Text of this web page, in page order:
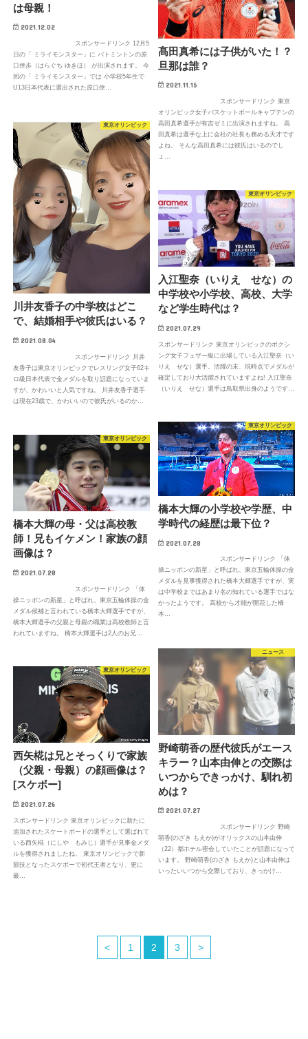
は母親！
2021.12.02
スポンサードリンク 12月5
日の「 ミライモンスター」に バトミントンの原
口倖歩（はらぐち ゆきほ） が出演されます。 今
回の「 ミライモンスター」では 小学校5年生で
U13日本代表に選出された原口倖…
髙田真希には子供がいた！？
旦那は誰？
2021.11.15
スポンサードリンク 東京
オリンピック女子バスケットボールキャプテンの
高田真希選手が有吉ゼミに出演されますね。 高
田真希は選手な上に会社の社長も務める天才です
よね。 そんな高田真希には彼氏はいるのでし
ょ…
東京オリンピック
川井友香子の中学校はどこ
で、結婚相手や彼氏はいる？
2021.08.04
スポンサードリンク 川井
友香子は東京オリンピックでレスリング女子62キ
ロ級日本代表で金メダルを取り話題になっていま
すが、かわいいと人気ですね。 川井友香子選手
は現在23歳で、かわいいので彼氏がいるのか…
東京オリンピック
入江聖奈（いりえ せな）の
中学校や小学校、高校、大学
など学生時代は？
2021.07.29
スポンサードリンク 東京オリンピックのボクシ
ング女子フェザー級に出場している入江聖奈（い
りえ せな）選手。活躍の末、現時点でメダルが
確定しており大活躍されていますよね! 入江聖奈
（いりえ せな）選手は鳥取県出身のようです…
東京オリンピック
橋本大輝の小学校や学歴、中
学時代の経歴は最下位？
2021.07.28
スポンサードリンク 「体
操ニッポンの新星」と呼ばれ、東京五輪体操の金
メダルを見事獲得された橋本大輝選手ですが、実
は中学校まではあまり名の知れている選手ではな
かったようです。 高校から才能が開花した橋
本…
東京オリンピック
橋本大輝の母・父は高校教
師！兄もイケメン！家族の顔
画像は？
2021.07.28
スポンサードリンク 「体
操ニッポンの新星」と呼ばれ、東京五輪体操の金
メダル候補と言われている橋本大輝選手ですが、
橋本大輝選手の父親と母親の職業は高校教師と言
われていますね。 橋本大輝選手は2人のお兄…
ニュース
野崎萌香の歴代彼氏がエース
キラー？山本由伸との交際は
いつからできっかけ、馴れ初
めは？
2021.07.27
スポンサードリンク 野崎
萌香(のざき もえか)がオリックスの山本由伸
（22）都ホテル密会していたことが話題になって
います。 野崎萌香(のざき もえか)と山本由伸は
いったいいつから交際しており、きっかけ…
東京オリンピック
西矢椛は兄とそっくりで家族
（父親・母親）の顔画像は？
[スケボー]
2021.07.26
スポンサードリンク 東京オリンピックに新たに
追加されたスケートボードの選手として選ばれて
いる西矢椛（にしや もみじ）選手が見事金メダ
ルを獲得されましたね。 東京オリンピックで新
競技となったスケボーで初代王者となり、更に
最…
< 1 2 3 >